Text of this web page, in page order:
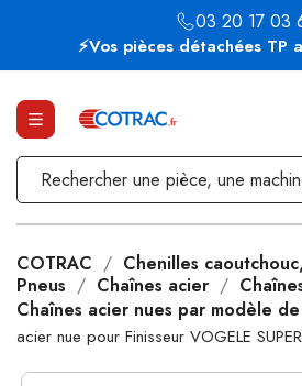
⚡Vos pièces détachées TP
03 20 17 03
COTRAC
Chenilles
Pneus
Chaînes acier
Chaînes acier nues par modèle
acier nue pour Finisseur VOGELE